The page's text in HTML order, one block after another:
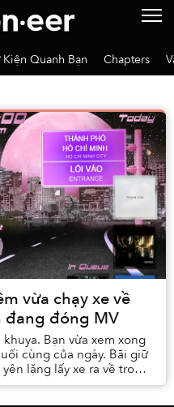
Kiện Quanh Bạn Chapters
vừa chạy xe về
đóng MV
Bạn vừa xem xong
cùng của ngày. Bãi giữ
lặng lấy xe ra về trong
Bạn đi ...